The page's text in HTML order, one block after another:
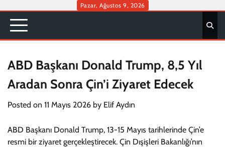
content
Pazar, Ağustos 9, 2026
ABD Başkanı Donald Trump, 8,5 Yıl
Aradan Sonra Çin’i Ziyaret Edecek
Posted on 11 Mayıs 2026 by Elif Aydın
ABD Başkanı Donald Trump, 13-15 Mayıs tarihlerinde Çin’e
resmi bir ziyaret gerçekleştirecek. Çin Dışişleri Bakanlığı’nın